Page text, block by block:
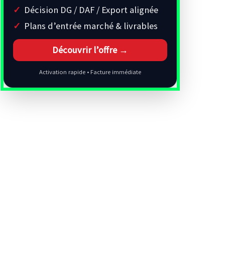
Décision DG / DAF / Export alignée
Plans d’entrée marché & livrables
Découvrir l’offre →
Activation rapide • Facture immédiate